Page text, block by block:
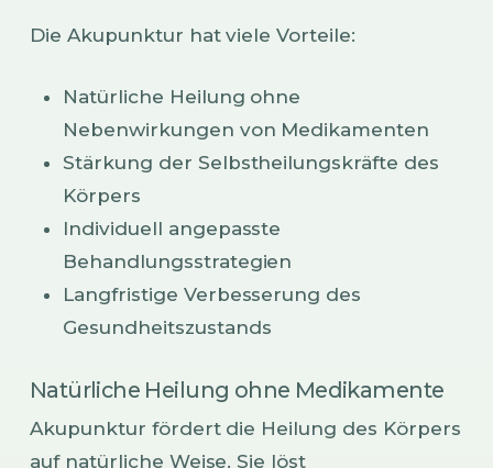
Die Akupunktur hat viele Vorteile:
Natürliche Heilung ohne
Nebenwirkungen von Medikamenten
Stärkung der Selbstheilungskräfte des
Körpers
Individuell angepasste
Behandlungsstrategien
Langfristige Verbesserung des
Gesundheitszustands
Natürliche Heilung ohne Medikamente
Akupunktur fördert die Heilung des Körpers
auf natürliche Weise. Sie löst